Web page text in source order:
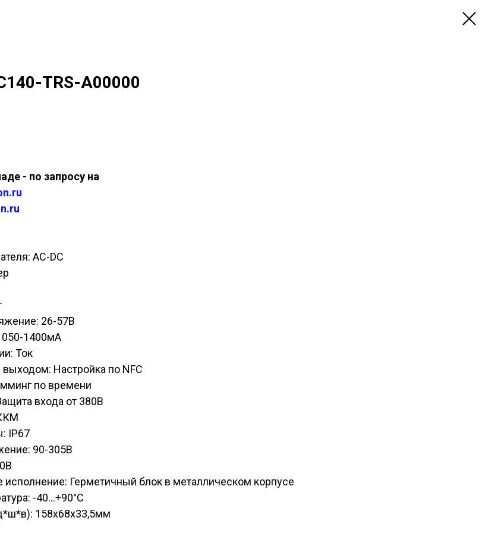
TRS-A00000
- по запросу на
AC-DC
26-57В
1400мА
Ток
Настройка по NFC
по времени
входа от 380В
IP67
90-305В
исполнение: Герметичный блок в металлическом корпусе
-40...+90°C
158х68х33,5мм